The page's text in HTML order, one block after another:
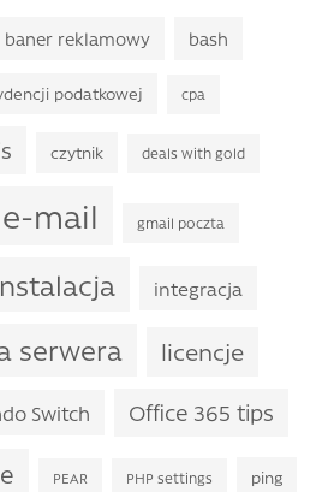
baner reklamowy bash
podatkowej cpa
czytnik deals with gold
e-mail gmail poczta
integracja
serwera licencje
Switch Office 365 tips
PEAR PHP settings ping